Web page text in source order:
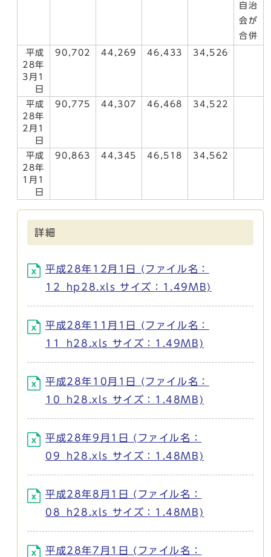
自治
会が
合併
平成
28年
3月1
日
90,702 44,269 46,433 34,526
平成
28年
2月1
日
90,775 44,307 46,468 34,522
平成
28年
1月1
日
90,863 44,345 46,518 34,562
詳細
平成28年12月1日 (ファイル名：
12_hp28.xls サイズ：1.49MB)
平成28年11月1日 (ファイル名：
11_h28.xls サイズ：1.49MB)
平成28年10月1日 (ファイル名：
10_h28.xls サイズ：1.48MB)
平成28年9月1日 (ファイル名：
09_h28.xls サイズ：1.48MB)
平成28年8月1日 (ファイル名：
08_h28.xls サイズ：1.48MB)
平成28年7月1日 (ファイル名：